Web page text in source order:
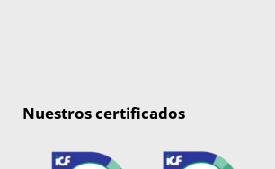
Nuestros certificados